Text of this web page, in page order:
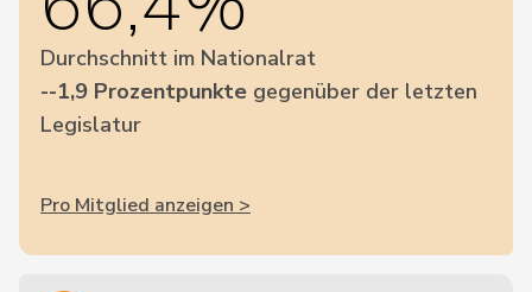
Durchschnitt im Nationalrat
--1,9 Prozentpunkte gegenüber der letzten
Legislatur
Pro Mitglied anzeigen >